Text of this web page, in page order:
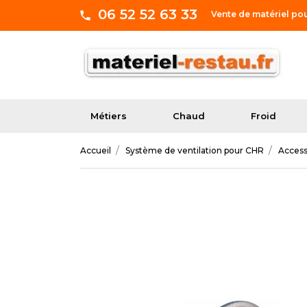
06 52 52 63 33 Vente de matériel
Métiers Chaud Froid
Accueil Système de ventilation pour CHR